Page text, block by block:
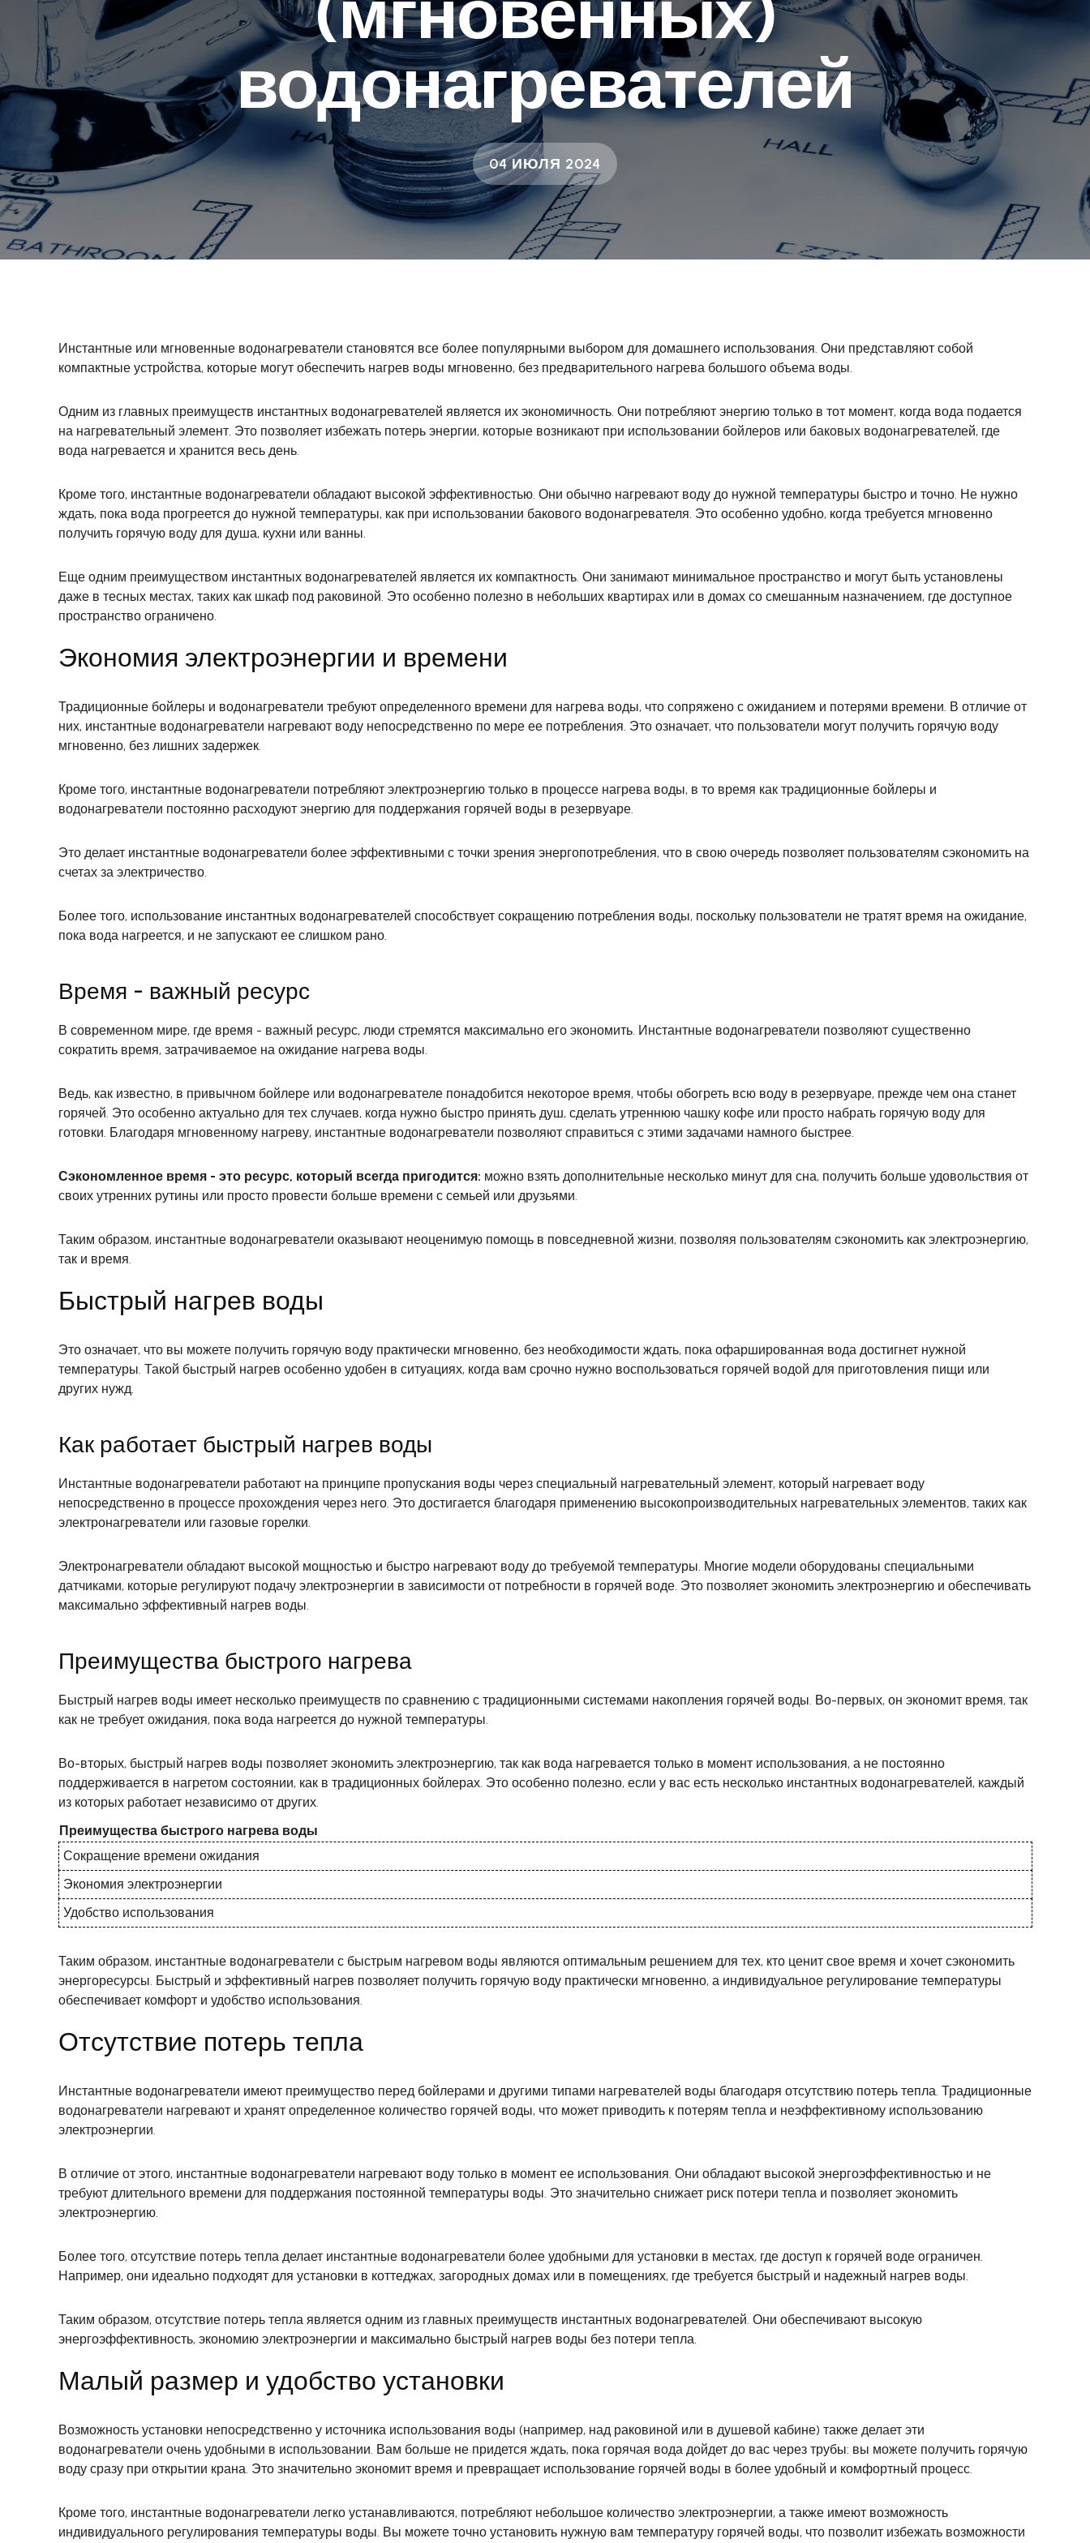
водонагревателей
04 ИЮЛЯ 2024
Инстантные или мгновенные водонагреватели становятся все более популярными выбором для домашнего использования. Они представляют собой
компактные устройства, которые могут обеспечить нагрев воды мгновенно, без предварительного нагрева большого объема воды.
Одним из главных преимуществ инстантных водонагревателей является их экономичность. Они потребляют энергию только в тот момент, когда вода подается
на нагревательный элемент. Это позволяет избежать потерь энергии, которые возникают при использовании бойлеров или баковых водонагревателей, где
вода нагревается и хранится весь день.
Кроме того, инстантные водонагреватели обладают высокой эффективностью. Они обычно нагревают воду до нужной температуры быстро и точно. Не нужно
ждать, пока вода прогреется до нужной температуры, как при использовании бакового водонагревателя. Это особенно удобно, когда требуется мгновенно
получить горячую воду для душа, кухни или ванны.
Еще одним преимуществом инстантных водонагревателей является их компактность. Они занимают минимальное пространство и могут быть установлены
даже в тесных местах, таких как шкаф под раковиной. Это особенно полезно в небольших квартирах или в домах со смешанным назначением, где доступное
пространство ограничено.
Экономия электроэнергии и времени
Традиционные бойлеры и водонагреватели требуют определенного времени для нагрева воды, что сопряжено с ожиданием и потерями времени. В отличие от
них, инстантные водонагреватели нагревают воду непосредственно по мере ее потребления. Это означает, что пользователи могут получить горячую воду
мгновенно, без лишних задержек.
Кроме того, инстантные водонагреватели потребляют электроэнергию только в процессе нагрева воды, в то время как традиционные бойлеры и
водонагреватели постоянно расходуют энергию для поддержания горячей воды в резервуаре.
Это делает инстантные водонагреватели более эффективными с точки зрения энергопотребления, что в свою очередь позволяет пользователям сэкономить на
счетах за электричество.
Более того, использование инстантных водонагревателей способствует сокращению потребления воды, поскольку пользователи не тратят время на ожидание,
пока вода нагреется, и не запускают ее слишком рано.
Время - важный ресурс
В современном мире, где время - важный ресурс, люди стремятся максимально его экономить. Инстантные водонагреватели позволяют существенно
сократить время, затрачиваемое на ожидание нагрева воды.
Ведь, как известно, в привычном бойлере или водонагревателе понадобится некоторое время, чтобы обогреть всю воду в резервуаре, прежде чем она станет
горячей. Это особенно актуально для тех случаев, когда нужно быстро принять душ, сделать утреннюю чашку кофе или просто набрать горячую воду для
готовки. Благодаря мгновенному нагреву, инстантные водонагреватели позволяют справиться с этими задачами намного быстрее.
Сэкономленное время - это ресурс, который всегда пригодится: можно взять дополнительные несколько минут для сна, получить больше удовольствия от
своих утренних рутины или просто провести больше времени с семьей или друзьями.
Таким образом, инстантные водонагреватели оказывают неоценимую помощь в повседневной жизни, позволяя пользователям сэкономить как электроэнергию,
так и время.
Быстрый нагрев воды
Это означает, что вы можете получить горячую воду практически мгновенно, без необходимости ждать, пока офаршированная вода достигнет нужной
температуры. Такой быстрый нагрев особенно удобен в ситуациях, когда вам срочно нужно воспользоваться горячей водой для приготовления пищи или
других нужд.
Как работает быстрый нагрев воды
Инстантные водонагреватели работают на принципе пропускания воды через специальный нагревательный элемент, который нагревает воду
непосредственно в процессе прохождения через него. Это достигается благодаря применению высокопроизводительных нагревательных элементов, таких как
электронагреватели или газовые горелки.
Электронагреватели обладают высокой мощностью и быстро нагревают воду до требуемой температуры. Многие модели оборудованы специальными
датчиками, которые регулируют подачу электроэнергии в зависимости от потребности в горячей воде. Это позволяет экономить электроэнергию и обеспечивать
максимально эффективный нагрев воды.
Преимущества быстрого нагрева
Быстрый нагрев воды имеет несколько преимуществ по сравнению с традиционными системами накопления горячей воды. Во-первых, он экономит время, так
как не требует ожидания, пока вода нагреется до нужной температуры.
Во-вторых, быстрый нагрев воды позволяет экономить электроэнергию, так как вода нагревается только в момент использования, а не постоянно
поддерживается в нагретом состоянии, как в традиционных бойлерах. Это особенно полезно, если у вас есть несколько инстантных водонагревателей, каждый
из которых работает независимо от других.
Преимущества быстрого нагрева воды
Сокращение времени ожидания
Экономия электроэнергии
Удобство использования
Таким образом, инстантные водонагреватели с быстрым нагревом воды являются оптимальным решением для тех, кто ценит свое время и хочет сэкономить
энергоресурсы. Быстрый и эффективный нагрев позволяет получить горячую воду практически мгновенно, а индивидуальное регулирование температуры
обеспечивает комфорт и удобство использования.
Отсутствие потерь тепла
Инстантные водонагреватели имеют преимущество перед бойлерами и другими типами нагревателей воды благодаря отсутствию потерь тепла. Традиционные
водонагреватели нагревают и хранят определенное количество горячей воды, что может приводить к потерям тепла и неэффективному использованию
электроэнергии.
В отличие от этого, инстантные водонагреватели нагревают воду только в момент ее использования. Они обладают высокой энергоэффективностью и не
требуют длительного времени для поддержания постоянной температуры воды. Это значительно снижает риск потери тепла и позволяет экономить
электроэнергию.
Более того, отсутствие потерь тепла делает инстантные водонагреватели более удобными для установки в местах, где доступ к горячей воде ограничен.
Например, они идеально подходят для установки в коттеджах, загородных домах или в помещениях, где требуется быстрый и надежный нагрев воды.
Таким образом, отсутствие потерь тепла является одним из главных преимуществ инстантных водонагревателей. Они обеспечивают высокую
энергоэффективность, экономию электроэнергии и максимально быстрый нагрев воды без потери тепла.
Малый размер и удобство установки
Возможность установки непосредственно у источника использования воды (например, над раковиной или в душевой кабине) также делает эти
водонагреватели очень удобными в использовании. Вам больше не придется ждать, пока горячая вода дойдет до вас через трубы: вы можете получить горячую
воду сразу при открытии крана. Это значительно экономит время и превращает использование горячей воды в более удобный и комфортный процесс.
Кроме того, инстантные водонагреватели легко устанавливаются, потребляют небольшое количество электроэнергии, а также имеют возможность
индивидуального регулирования температуры воды. Вы можете точно установить нужную вам температуру горячей воды, что позволит избежать возможности